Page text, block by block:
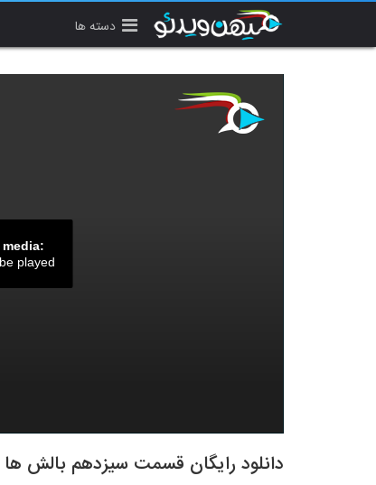
دسته ها
played
دانلود رایگان قسمت سیزدهم بالش ها